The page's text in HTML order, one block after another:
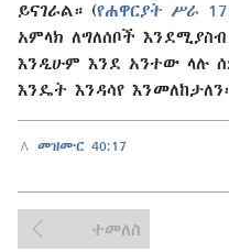
ይናገራል። (የሐዋርያት ሥራ
አምላክ ለግለሰቦች
እንዲሁም እንደ አንተው ላሉ
እንዴት እንዳሳየ
^ መዝሙር 40:17
ተመለስ